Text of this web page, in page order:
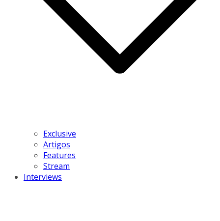
Exclusive
Artigos
Features
Stream
Interviews